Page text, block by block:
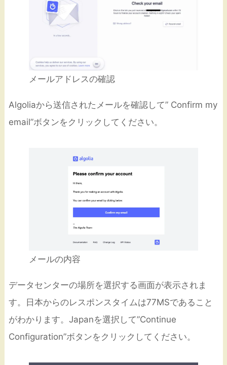
メールアドレスの確認
Algoliaから送信されたメールを確認して” Confirm my
email”ボタンをクリックしてください。
メールの内容
データセンターの場所を選択する画面が表示されま
す。日本からのレスポンスタイムは77MSであること
がわかります。Japanを選択して”Continue
Configuration”ボタンをクリックしてください。